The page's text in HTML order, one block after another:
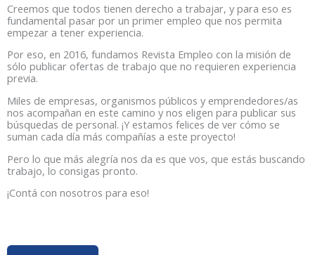
Creemos que todos tienen derecho a trabajar, y para eso es
fundamental pasar por un primer empleo que nos permita
empezar a tener experiencia.
Por eso, en 2016, fundamos Revista Empleo con la misión de
sólo publicar ofertas de trabajo que no requieren experiencia
previa.
Miles de empresas, organismos públicos y emprendedores/as
nos acompañan en este camino y nos eligen para publicar sus
búsquedas de personal. ¡Y estamos felices de ver cómo se
suman cada día más compañías a este proyecto!
Pero lo que más alegría nos da es que vos, que estás buscando
trabajo, lo consigas pronto.
¡Contá con nosotros para eso!